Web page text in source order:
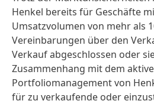
Henkel bereits für Geschäfte
Umsatzvolumen von mehr als
Vereinbarungen über den
Verkauf abgeschlossen oder
Zusammenhang mit dem
Portfoliomanagement von
für zu verkaufende oder